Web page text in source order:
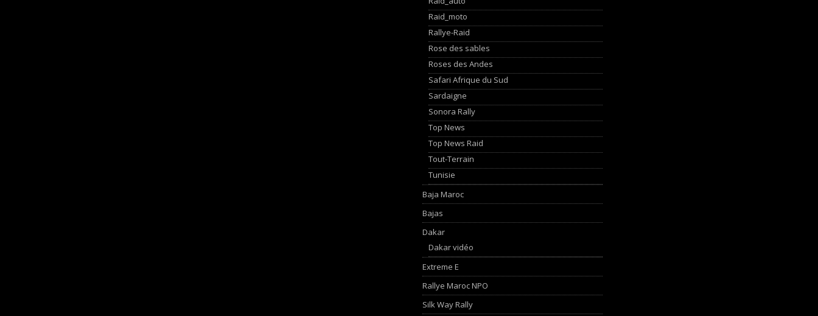
Raid_moto
Rallye-Raid
Rose des sables
Roses des Andes
Safari Afrique du Sud
Sardaigne
Sonora Rally
Top News
Top News Raid
Tout-Terrain
Tunisie
Baja Maroc
Bajas
Dakar
Dakar vidéo
Extreme E
Rallye Maroc NPO
Silk Way Rally